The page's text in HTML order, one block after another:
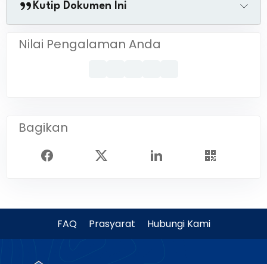
Kutip Dokumen Ini
Nilai Pengalaman Anda
Bagikan
FAQ Prasyarat Hubungi Kami